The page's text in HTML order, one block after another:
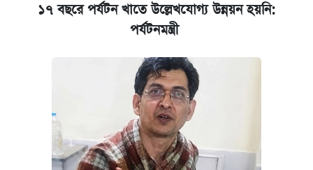
১৭ বছরে পর্যটন খাতে উল্লেখযোগ্য উন্নয়ন হয়নি:
পর্যটনমন্ত্রী